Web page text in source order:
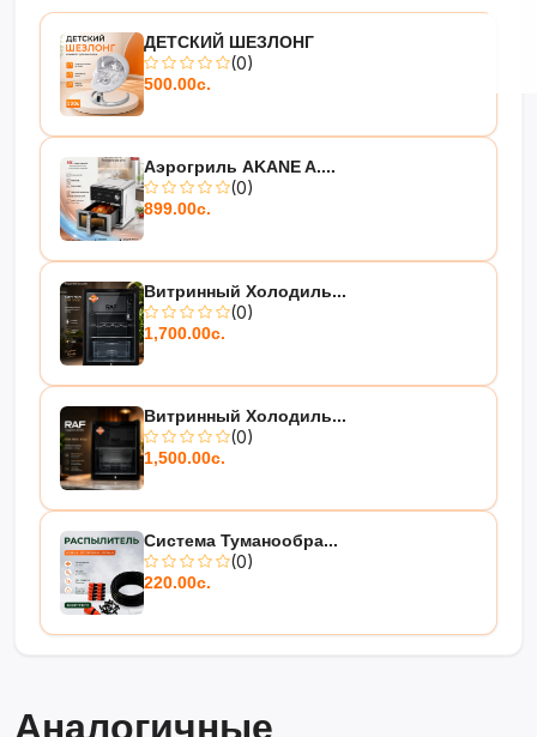
ДЕТСКИЙ ШЕЗЛОНГ
(0)
500.00с.
Аэрогриль AKANE A....
(0)
899.00с.
Витринный Холодиль...
(0)
1,700.00с.
Витринный Холодиль...
(0)
1,500.00с.
Система Туманообра...
(0)
220.00с.
Аналогичные